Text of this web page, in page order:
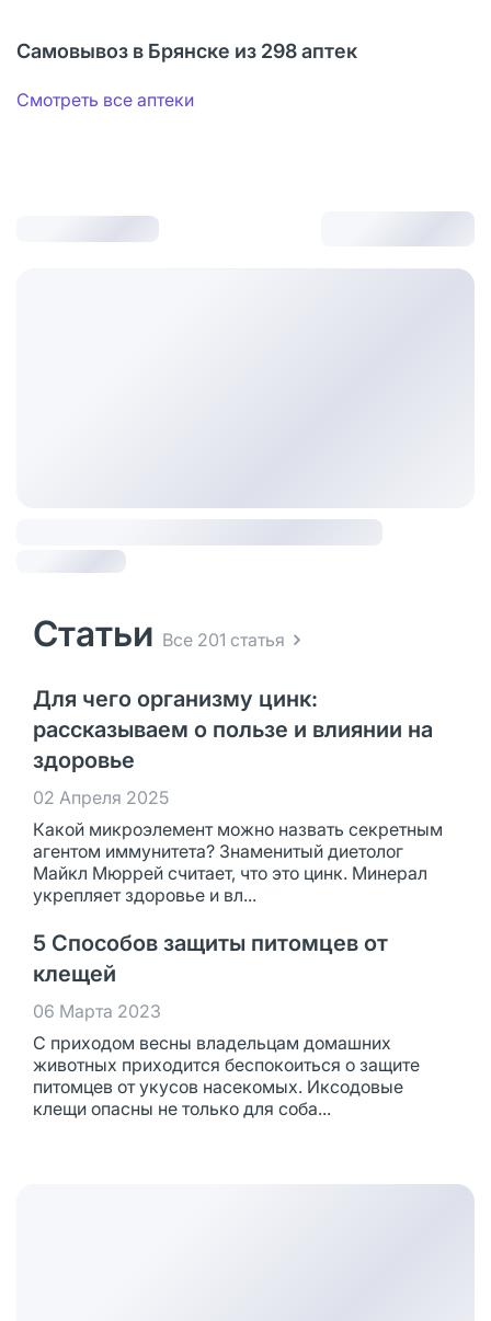
Самовывоз в Брянске из 298 аптек
Смотреть все аптеки
Статьи Все 201 статья
Для чего организму цинк:
рассказываем о пользе и влиянии на
здоровье
02 Апреля 2025
Какой микроэлемент можно назвать секретным
агентом иммунитета? Знаменитый диетолог
Майкл Мюррей считает, что это цинк. Минерал
укрепляет здоровье и вл...
5 Способов защиты питомцев от
клещей
06 Марта 2023
С приходом весны владельцам домашних
животных приходится беспокоиться о защите
питомцев от укусов насекомых. Иксодовые
клещи опасны не только для соба...